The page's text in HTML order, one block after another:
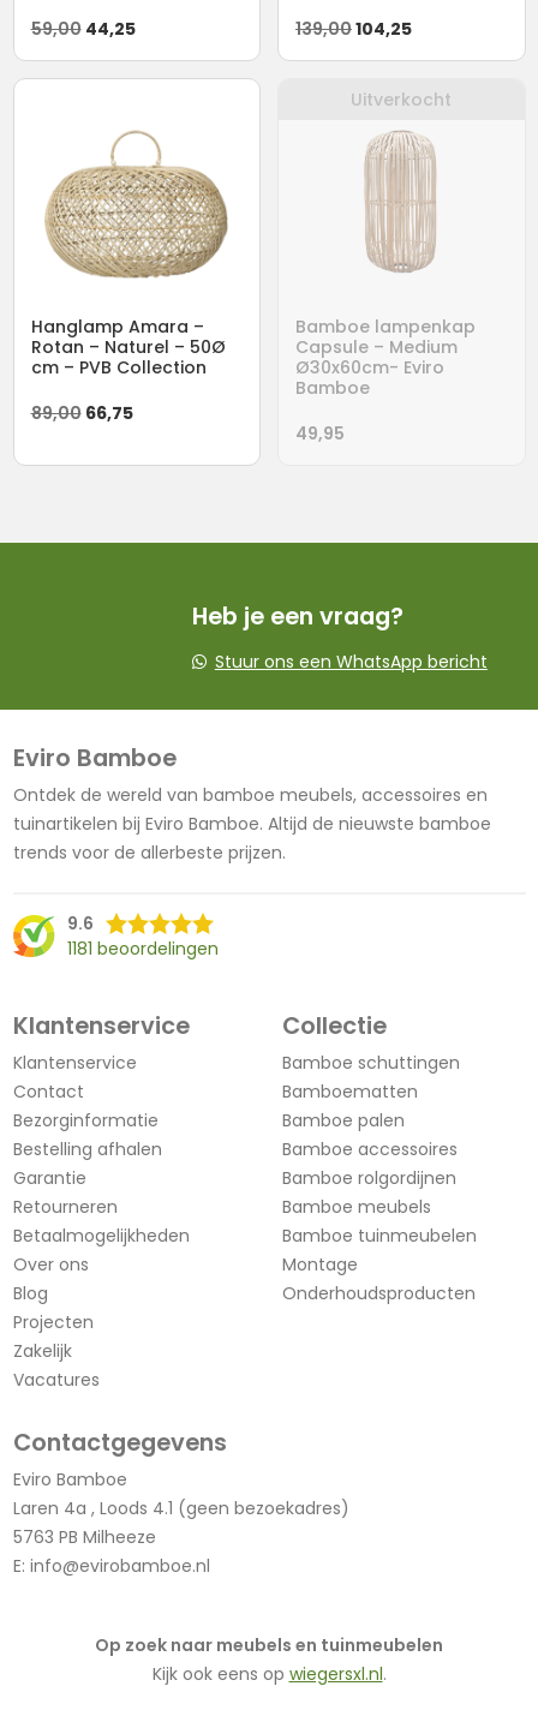
59,00 Oorspronkelijke
prijs
was:
44,25Huidige
prijs
is:
139,00Oorspronkelijke
prijs
104,25Huidige
prijs
Hanglamp Amara –
Rotan – Naturel – 50Ø
cm – PVB Collection
89,00 Oorspronkelijke
was:
66,75Huidige
is:
Uitverkocht
Bamboe lampenkap
Capsule – Medium
Ø30x60cm- Eviro
Bamboe
49,95
Heb je een vraag?
Stuur ons een WhatsApp bericht
Eviro Bamboe
Ontdek de wereld van bamboe meubels, accessoires en
tuinartikelen bij Eviro Bamboe. Altijd de nieuwste bamboe
trends voor de allerbeste prijzen.
9.6
1181 beoordelingen
Klantenservice
Klantenservice
Contact
Bezorginformatie
Bestelling afhalen
Garantie
Retourneren
Betaalmogelijkheden
Over ons
Blog
Projecten
Zakelijk
Vacatures
Collectie
Bamboe schuttingen
Bamboematten
Bamboe palen
Bamboe accessoires
Bamboe rolgordijnen
Bamboe meubels
Bamboe tuinmeubelen
Montage
Onderhoudsproducten
Contactgegevens
Eviro Bamboe
Laren 4a , Loods 4.1 (geen bezoekadres)
5763 PB Milheeze
E: info@evirobamboe.nl
Op zoek naar meubels en tuinmeubelen
Kijk ook eens op wiegersxl.nl.